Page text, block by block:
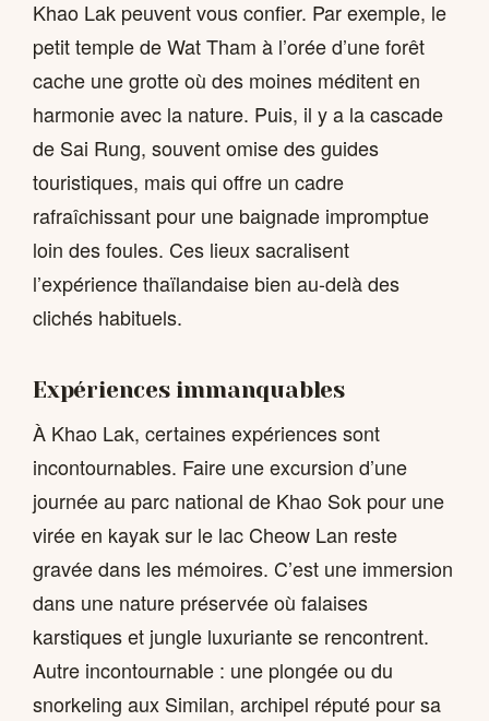
Khao Lak peuvent vous confier. Par exemple, le
petit temple de Wat Tham à l’orée d’une forêt
cache une grotte où des moines méditent en
harmonie avec la nature. Puis, il y a la cascade
de Sai Rung, souvent omise des guides
touristiques, mais qui offre un cadre
rafraîchissant pour une baignade impromptue
loin des foules. Ces lieux sacralisent
l’expérience thaïlandaise bien au-delà des
clichés habituels.
Expériences immanquables
À Khao Lak, certaines expériences sont
incontournables. Faire une excursion d’une
journée au parc national de Khao Sok pour une
virée en kayak sur le lac Cheow Lan reste
gravée dans les mémoires. C’est une immersion
dans une nature préservée où falaises
karstiques et jungle luxuriante se rencontrent.
Autre incontournable : une plongée ou du
snorkeling aux Similan, archipel réputé pour sa